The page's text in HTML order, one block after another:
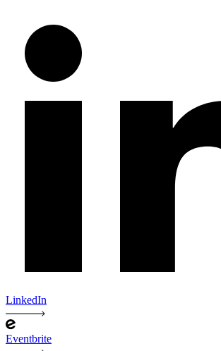
LinkedIn
Eventbrite